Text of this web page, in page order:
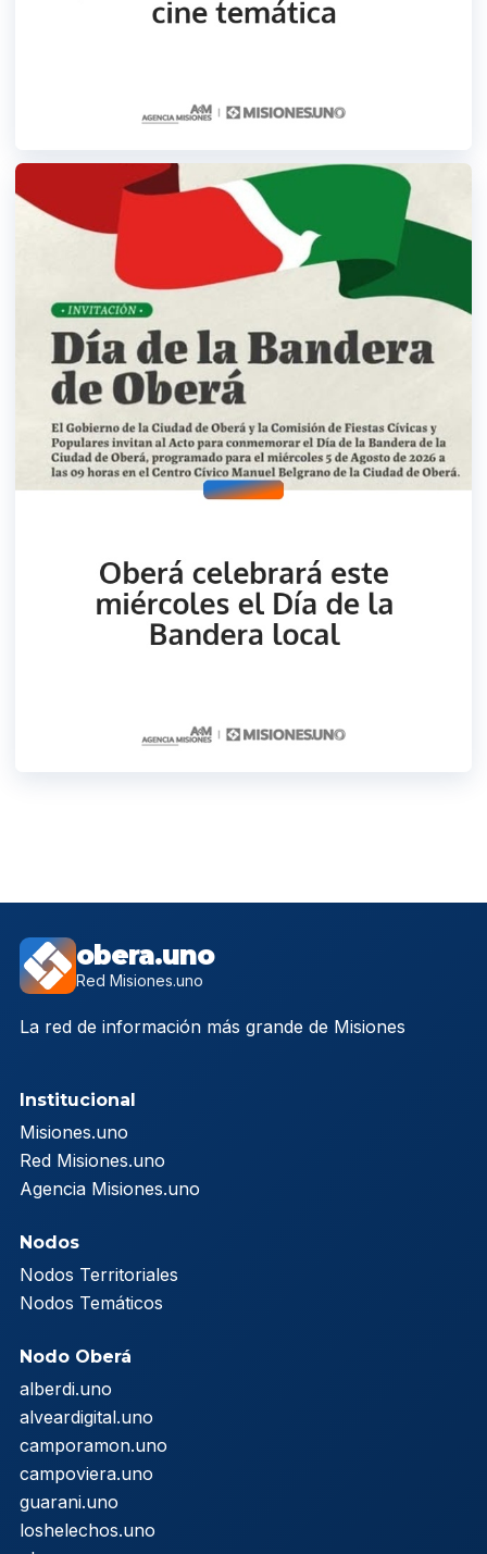
obera.uno
Red Misiones.uno
La red de información más grande de Misiones
Institucional
Misiones.uno
Red Misiones.uno
Agencia Misiones.uno
Nodos
Nodos Territoriales
Nodos Temáticos
Nodo Oberá
alberdi.uno
alveardigital.uno
camporamon.uno
campoviera.uno
guarani.uno
loshelechos.uno